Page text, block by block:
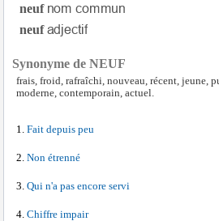
neuf
neuf
Synonyme de NEUF
frais, froid, rafraîchi, nouveau, récent, jeune,
moderne, contemporain, actuel.
Fait depuis peu
Non étrenné
Qui n'a pas encore servi
Chiffre impair